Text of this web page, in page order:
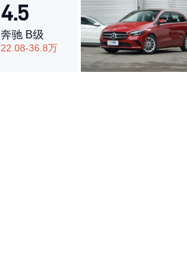
4.5
奔驰 B级
22.08-36.8万